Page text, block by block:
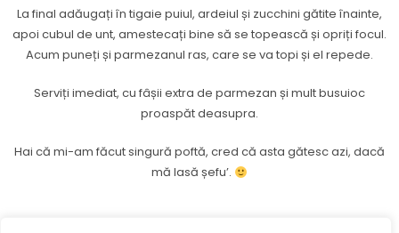
La final adăugați în tigaie puiul, ardeiul și zucchini gătite înainte,
apoi cubul de unt, amestecați bine să se topească și opriți focul.
Acum puneți și parmezanul ras, care se va topi și el repede.
Serviți imediat, cu fâșii extra de parmezan și mult busuioc
proaspăt deasupra.
Hai că mi-am făcut singură poftă, cred că asta gătesc azi, dacă
mă lasă șefu’.